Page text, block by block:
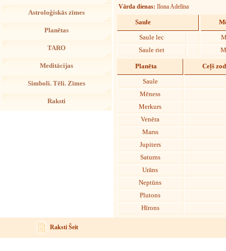
Astroloģiskās zīmes
Planētas
TARO
Meditācijas
Simboli. Tēli. Zīmes
Raksti
Vārda dienas: Ilona Adelīna
Saule
Saule lec
Saule riet
Planēta Ceļš
Saule
Mēness
Merkurs
Venēra
Marss
Jupiters
Saturns
Urāns
Neptūns
Plutons
Hīrons
Raksti Šeit